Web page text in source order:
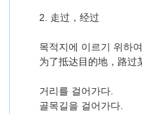
2. 走过，经过
목적지에 이르기 위하
为了抵达目的地，路过
거리를 걸어가다.
골목길을 걸어가다.